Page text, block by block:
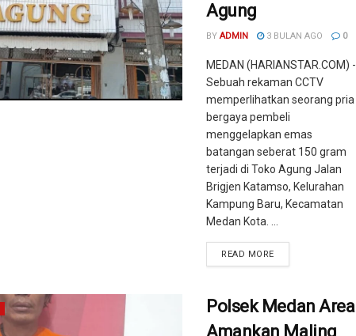
Agung
BY ADMIN 3 BULAN AGO 0
MEDAN (HARIANSTAR.COM) -
Sebuah rekaman CCTV
memperlihatkan seorang pria
bergaya pembeli
menggelapkan emas
batangan seberat 150 gram
terjadi di Toko Agung Jalan
Brigjen Katamso, Kelurahan
Kampung Baru, Kecamatan
Medan Kota. ...
READ MORE
Polsek Medan Area
Amankan Maling